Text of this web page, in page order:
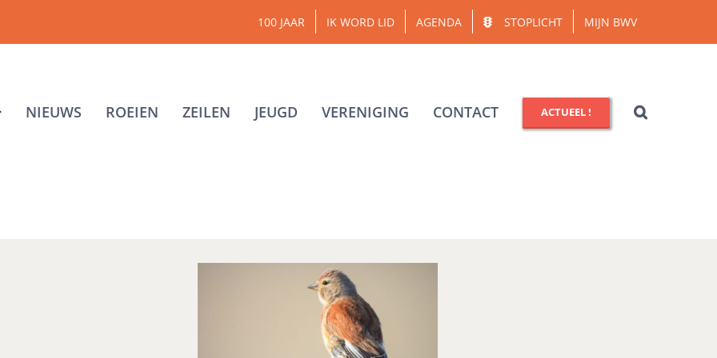
100 JAAR IK WORD LID AGENDA STOPLICHT MIJN BWV
NIEUWS ROEIEN ZEILEN JEUGD VERENIGING CONTACT ACTUEEL !